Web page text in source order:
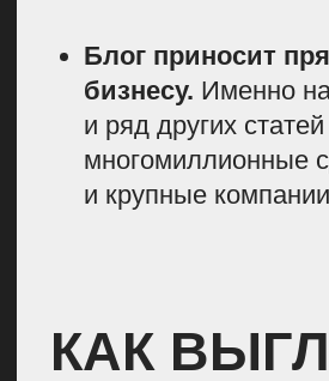
хочет плакать, потому что ему
нужно решить все эти проблемы.
И только на этом этапе,